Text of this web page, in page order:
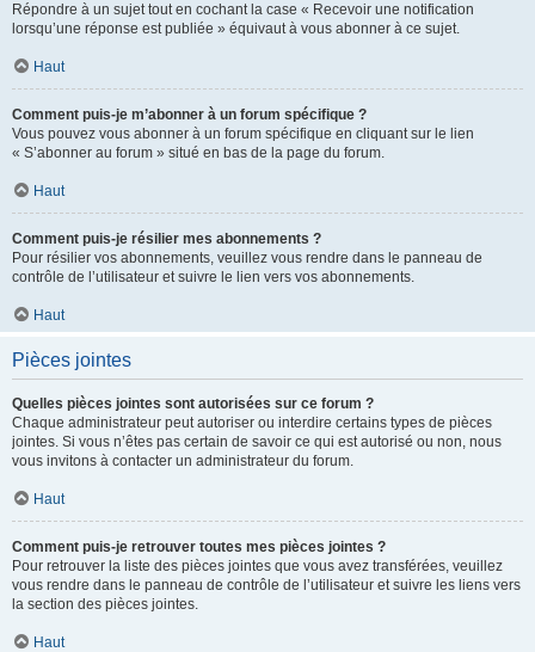
Répondre à un sujet tout en cochant la case « Recevoir une notification
lorsqu’une réponse est publiée » équivaut à vous abonner à ce sujet.
Haut
Comment puis-je m’abonner à un forum spécifique ?
Vous pouvez vous abonner à un forum spécifique en cliquant sur le lien
« S’abonner au forum » situé en bas de la page du forum.
Haut
Comment puis-je résilier mes abonnements ?
Pour résilier vos abonnements, veuillez vous rendre dans le panneau de
contrôle de l’utilisateur et suivre le lien vers vos abonnements.
Haut
Pièces jointes
Quelles pièces jointes sont autorisées sur ce forum ?
Chaque administrateur peut autoriser ou interdire certains types de pièces
jointes. Si vous n’êtes pas certain de savoir ce qui est autorisé ou non, nous
vous invitons à contacter un administrateur du forum.
Haut
Comment puis-je retrouver toutes mes pièces jointes ?
Pour retrouver la liste des pièces jointes que vous avez transférées, veuillez
vous rendre dans le panneau de contrôle de l’utilisateur et suivre les liens vers
la section des pièces jointes.
Haut